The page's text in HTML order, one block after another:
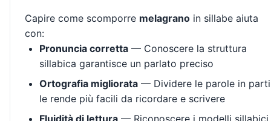
Capire come scomporre melagrano in sillabe aiuta
con:
Pronuncia corretta — Conoscere la struttura
sillabica garantisce un parlato preciso
Ortografia migliorata — Dividere le parole in parti
le rende più facili da ricordare e scrivere